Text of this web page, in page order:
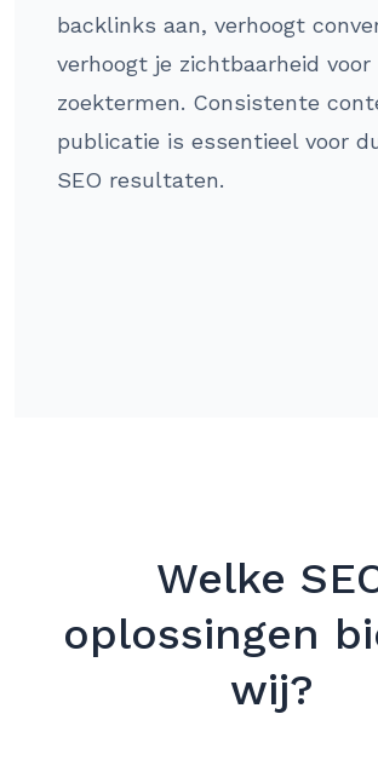
backlinks aan, verhoogt
verhoogt je zichtbaarheid voor
zoektermen. Consistente
publicatie is essentieel voor
SEO resultaten.
Welke
oplossingen
wij?